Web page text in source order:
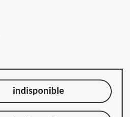
indisponible